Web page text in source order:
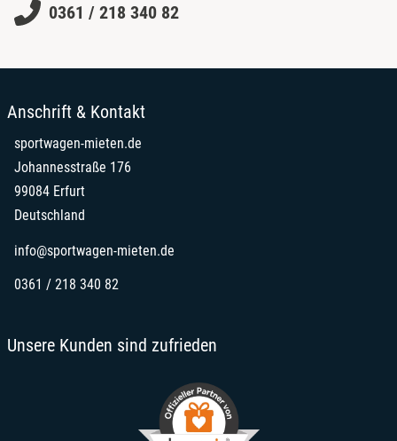
0361 / 218 340 82
Anschrift & Kontakt
sportwagen-mieten.de
Johannesstraße 176
99084 Erfurt
Deutschland
info@sportwagen-mieten.de
0361 / 218 340 82
Unsere Kunden sind zufrieden